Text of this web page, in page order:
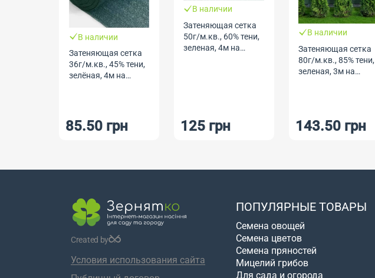
В наличии
Затеняющая сетка
36г/м.кв., 45% тени,
зелёная, 4м на
85.50 грн
В наличии
Затеняющая сетка
50г/м.кв., 60% тени,
зеленая, 4м на
125 грн
В наличии
Затеняющая сетка
80г/м.кв., 85% тени,
зеленая, 3м на
143.50 грн
Created by
Условия использования сайта
ПОПУЛЯРНЫЕ ТОВАРЫ
Семена овощей
Семена цветов
Семена пряностей
Мицелий грибов
Для сада и огорода